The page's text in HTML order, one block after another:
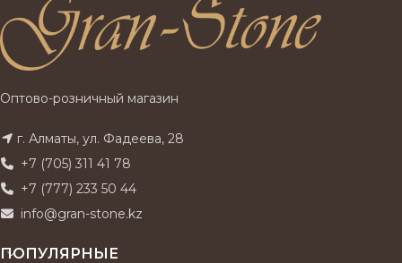
Оптово-розничный магазин
г. Алматы, ул. Фадеева, 28
+7 (705) 311 41 78
+7 (777) 233 50 44
info@gran-stone.kz
ПОПУЛЯРНЫЕ